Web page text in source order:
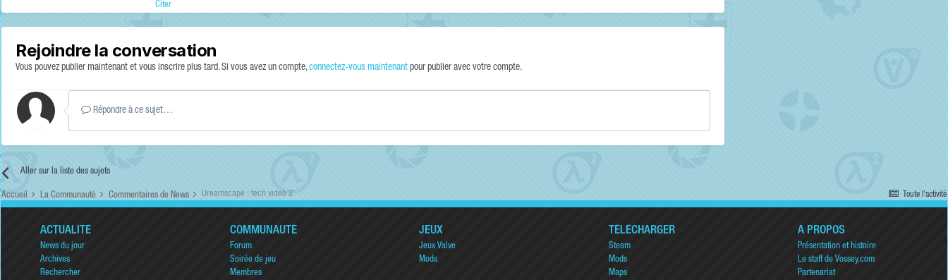
Citer
Rejoindre la conversation
Vous pouvez publier maintenant et vous inscrire plus tard. Si vous avez un compte,connectez-vous maintenant pour publier avec votre compte.
Répondre à ce sujet…
Aller sur la liste des sujets
Toute l’activité
Accueil La Communauté Commentaires de News Dreamscape : tech video 2
ACTUALITÉ
News du jour
Archives
Rechercher
COMMUNAUTÉ
Forum
Soirée de jeu
Membres
JEUX
Jeux Valve
Mods
TÉLÉCHARGER
Steam
Mods
Maps
A PROPOS
Présentation et histoire
Le staff de Vossey.com
Partenariat